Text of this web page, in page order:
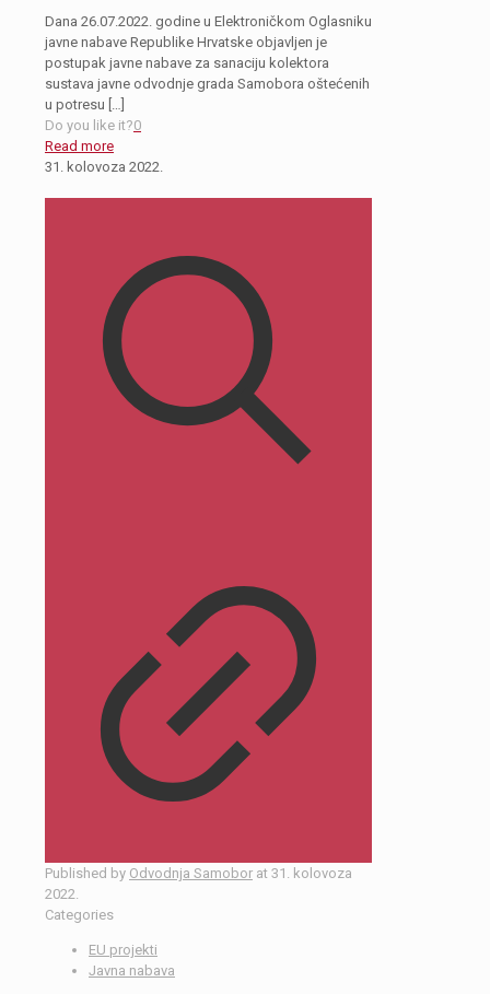
Dana 26.07.2022. godine u Elektroničkom Oglasniku
javne nabave Republike Hrvatske objavljen je
postupak javne nabave za sanaciju kolektora
sustava javne odvodnje grada Samobora oštećenih
u potresu […]
Do you like it?0
Read more
31. kolovoza 2022.
Published by Odvodnja Samobor at 31. kolovoza
2022.
Categories
EU projekti
Javna nabava